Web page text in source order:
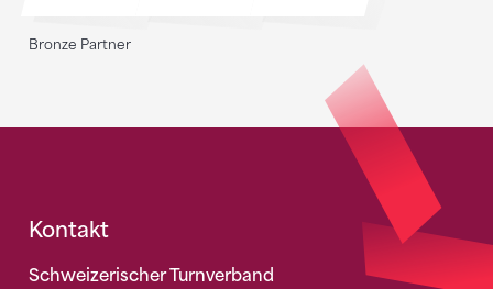
Bronze Partner
Fusszeile
Kontakt
Schweizerischer Turnverband